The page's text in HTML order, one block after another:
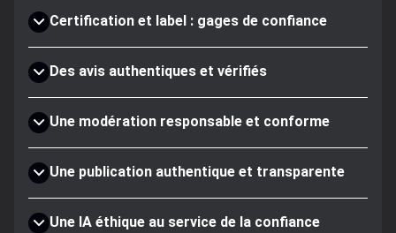
Certification et label : gages de confiance
Des avis authentiques et vérifiés
Une modération responsable et conforme
Une publication authentique et transparente
Une IA éthique au service de la confiance